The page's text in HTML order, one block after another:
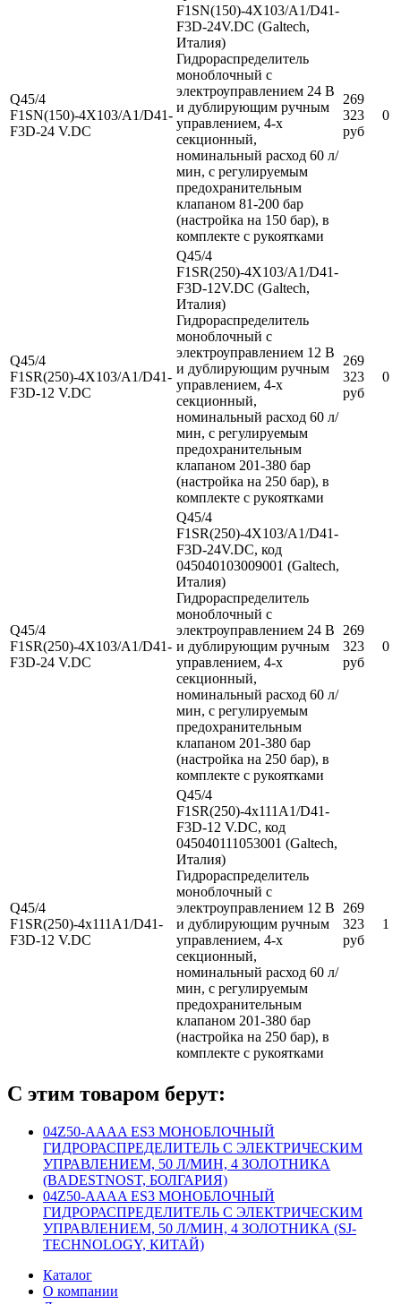
Q45/4
F1SN(150)-4X103/A1/D41-
F3D-24 V.DC
F1SN(150)-4X103/A1/D41-
F3D-24V.DC (Galtech,
Италия)
Гидрораспределитель
моноблочный с
электроуправлением 24 В
и дублирующим ручным
управлением, 4-х
секционный,
номинальный расход 60 л/
мин, с регулируемым
предохранительным
клапаном 81-200 бар
(настройка на 150 бар), в
комплекте с рукоятками
269
323
руб
0
Q45/4
F1SR(250)-4X103/A1/D41-
F3D-12 V.DC
Q45/4
F1SR(250)-4X103/A1/D41-
F3D-12V.DC (Galtech,
Италия)
Гидрораспределитель
моноблочный с
электроуправлением 12 В
и дублирующим ручным
управлением, 4-х
секционный,
номинальный расход 60 л/
мин, с регулируемым
предохранительным
клапаном 201-380 бар
(настройка на 250 бар), в
комплекте с рукоятками
269
323
руб
0
Q45/4
F1SR(250)-4X103/A1/D41-
F3D-24 V.DC
Q45/4
F1SR(250)-4X103/A1/D41-
F3D-24V.DC, код
045040103009001 (Galtech,
Италия)
Гидрораспределитель
моноблочный с
электроуправлением 24 В
и дублирующим ручным
управлением, 4-х
секционный,
номинальный расход 60 л/
мин, с регулируемым
предохранительным
клапаном 201-380 бар
(настройка на 250 бар), в
комплекте с рукоятками
269
323
руб
0
Q45/4
F1SR(250)-4х111A1/D41-
F3D-12 V.DC
Q45/4
F1SR(250)-4х111A1/D41-
F3D-12 V.DC, код
045040111053001 (Galtech,
Италия)
Гидрораспределитель
моноблочный с
электроуправлением 12 В
и дублирующим ручным
управлением, 4-х
секционный,
номинальный расход 60 л/
мин, с регулируемым
предохранительным
клапаном 201-380 бар
(настройка на 250 бар), в
комплекте с рукоятками
269
323
руб
1
С этим товаром берут:
04Z50-AAAA ES3 МОНОБЛОЧНЫЙ
ГИДРОРАСПРЕДЕЛИТЕЛЬ С ЭЛЕКТРИЧЕСКИМ
УПРАВЛЕНИЕМ, 50 Л/МИН, 4 ЗОЛОТНИКА
(BADESTNOST, БОЛГАРИЯ)
04Z50-AAAA ES3 МОНОБЛОЧНЫЙ
ГИДРОРАСПРЕДЕЛИТЕЛЬ С ЭЛЕКТРИЧЕСКИМ
УПРАВЛЕНИЕМ, 50 Л/МИН, 4 ЗОЛОТНИКА (SJ-
TECHNOLOGY, КИТАЙ)
Каталог
О компании